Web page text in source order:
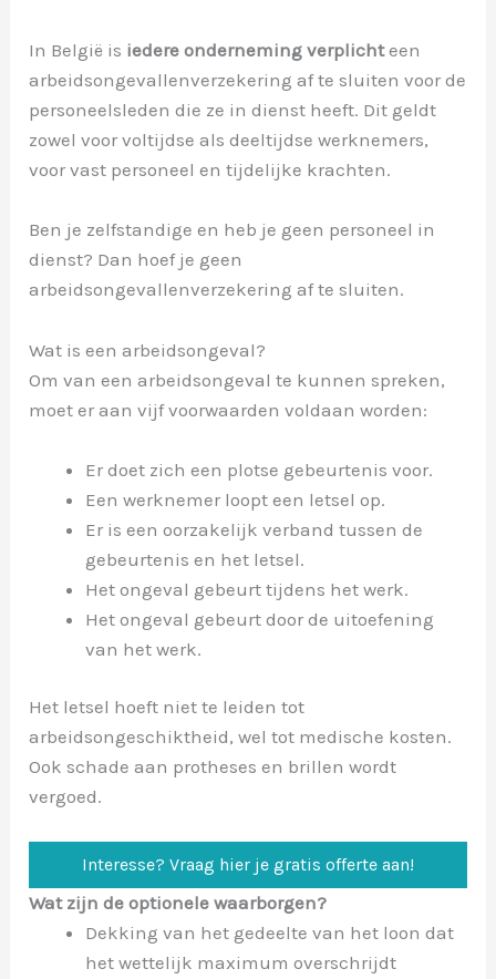
In België is iedere onderneming verplichteen
arbeidsongevallenverzekering af te sluiten voor de
personeelsleden die ze in dienst heeft. Dit geldt
zowel voor voltijdse als deeltijdse werknemers,
voor vast personeel en tijdelijke krachten.
Ben je zelfstandige en heb je geen personeel in
dienst? Dan hoef je geen
arbeidsongevallenverzekering af te sluiten.
Wat is een arbeidsongeval?
Om van een arbeidsongeval te kunnen spreken,
moet er aan vijf voorwaarden voldaan worden:
Er doet zich een plotse gebeurtenis voor.
Een werknemer loopt een letsel op.
Er is een oorzakelijk verband tussen de
gebeurtenis en het letsel.
Het ongeval gebeurt tijdens het werk.
Het ongeval gebeurt door de uitoefening
van het werk.
Het letsel hoeft niet te leiden tot
arbeidsongeschiktheid, wel tot medische kosten.
Ook schade aan protheses en brillen wordt
vergoed.
Interesse? Vraag hier je gratis offerte aan!
Wat zijn de optionele waarborgen?
Dekking van het gedeelte van het loon dat
het wettelijk maximum overschrijdt